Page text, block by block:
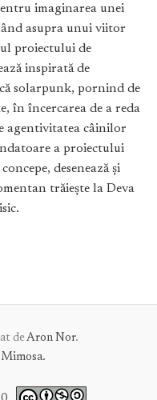
imaginarea unei
asupra unui viitor
proiectului de
inspirată de
solarpunk, pornind de
în încercarea de a reda
agentivitatea câinilor
a proiectului
desenează și
trăiește la Deva
deAron Nor.